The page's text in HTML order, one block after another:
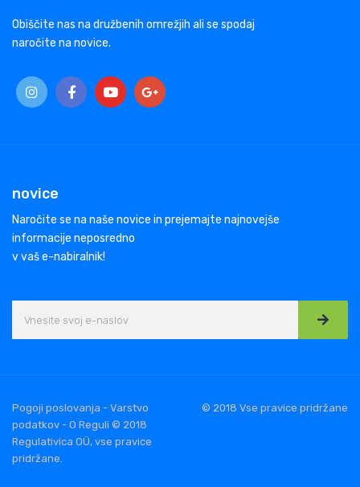
Obiščite nas na družbenih omrežjih ali se spodaj
naročite na novice.
novice
Naročite se na naše novice in prejemajte najnovejše
informacije neposredno
v vaš e-nabiralnik!
Pogoji poslovanja - Varstvo
podatkov - O Reguli © 2018
Regulativica OÜ, vse pravice
pridržane.
© 2018 Vse pravice pridržane